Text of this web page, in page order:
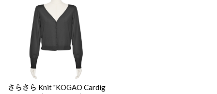
さらさら Knit "KOGAO Cardig